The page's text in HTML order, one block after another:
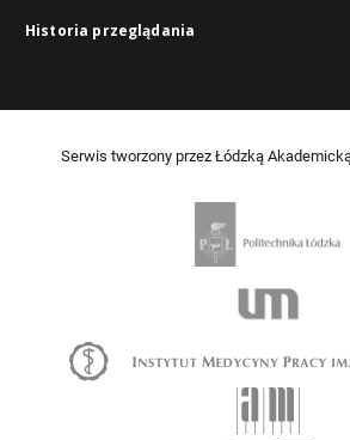
Historia przeglądania
Serwis tworzony przez Łódzką